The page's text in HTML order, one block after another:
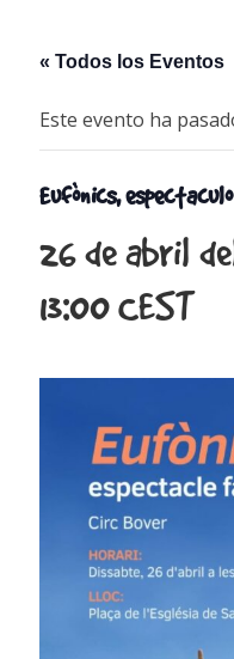
« Todos los Eventos
Este evento ha
Eufònics,
26 de abril
13:00CEST